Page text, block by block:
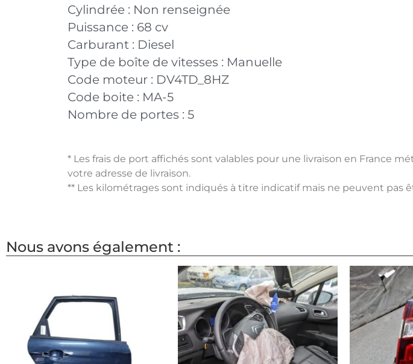
Cylindrée : Non renseignée
Puissance : 68 cv
Carburant : Diesel
Type de boîte de vitesses : Manuelle
Code moteur : DV4TD_8HZ
Code boite : MA-5
Nombre de portes : 5
* Les frais de port affichés sont valables pour une livraison en France
votre adresse de livraison.
** Les kilométrages sont indiqués à titre indicatif mais ne peuvent pas
Nous avons également :